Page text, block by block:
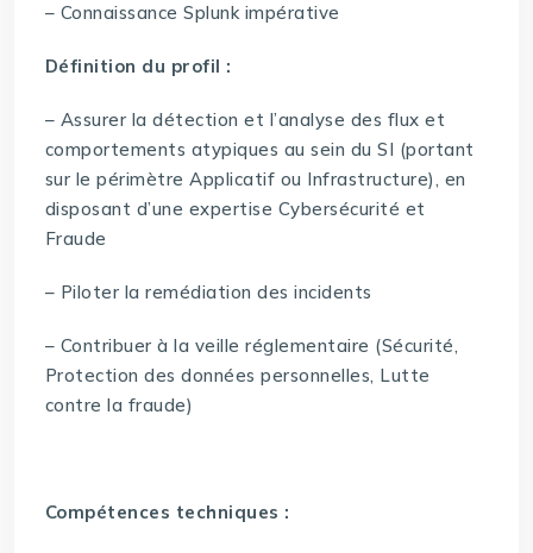
– Connaissance Splunk impérative
Définition du profil :
– Assurer la détection et l’analyse des flux et
comportements atypiques au sein du SI (portant
sur le périmètre Applicatif ou Infrastructure), en
disposant d’une expertise Cybersécurité et
Fraude
– Piloter la remédiation des incidents
– Contribuer à la veille réglementaire (Sécurité,
Protection des données personnelles, Lutte
contre la fraude)
Compétences techniques :